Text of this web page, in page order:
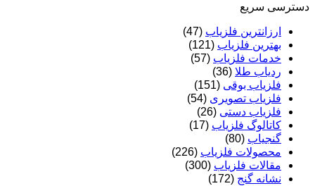
دسترسی سریع
ارزانترین فلزیاب (47)
بهترین فلزیاب (121)
خدمات فلزیاب (57)
ردیاب طلا (36)
فلزیاب بوقی (151)
فلزیاب تصویری (54)
فلزیاب دستی (26)
کاتالوگ فلزیاب (17)
گنجیاب (80)
محصولات فلزیاب (226)
مقالات فلزیاب (300)
نشانه گنج (172)